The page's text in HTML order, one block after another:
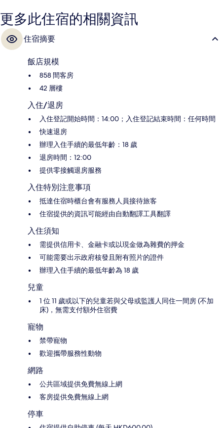
更多此住宿的相關資訊
住宿摘要
飯店規模
858 間客房
42 層樓
入住/退房
入住登記開始時間：14:00；入住登記結束時間：任何時間
快速退房
辦理入住手續的最低年齡：18 歲
退房時間：12:00
提供零接觸退房服務
入住特別注意事項
抵達住宿時櫃台會有服務人員接待旅客
住宿提供的資訊可能經由自動翻譯工具翻譯
入住須知
需提供信用卡、金融卡或以現金做為雜費的押金
可能需要出示政府核發且附有照片的證件
辦理入住手續的最低年齡為 18 歲
兒童
1 位 11 歲或以下的兒童若與父母或監護人同住一間房 (不加
床)，無需支付額外住宿費
寵物
禁帶寵物
歡迎攜帶服務性動物
網路
公共區域提供免費無線上網
客房提供免費無線上網
停車